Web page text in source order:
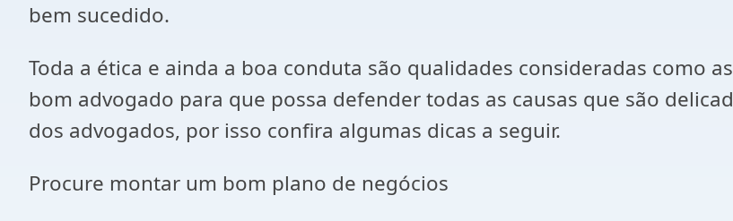
bem sucedido.
Toda a ética e ainda a boa conduta são qualidades consideradas como
bom advogado para que possa defender todas as causas que são
dos advogados, por isso confira algumas dicas a seguir.
Procure montar um bom plano de negócios